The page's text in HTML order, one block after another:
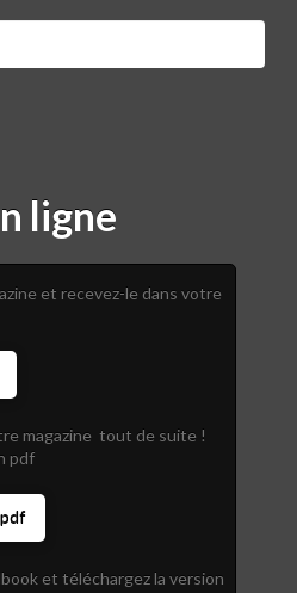
ligne
et recevez-le dans votre
magazine tout de suite !
pdf
et téléchargez la version